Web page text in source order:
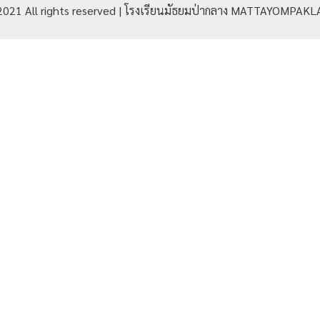
All rights reserved | โรงเรียนมัธยมป่ากลาง